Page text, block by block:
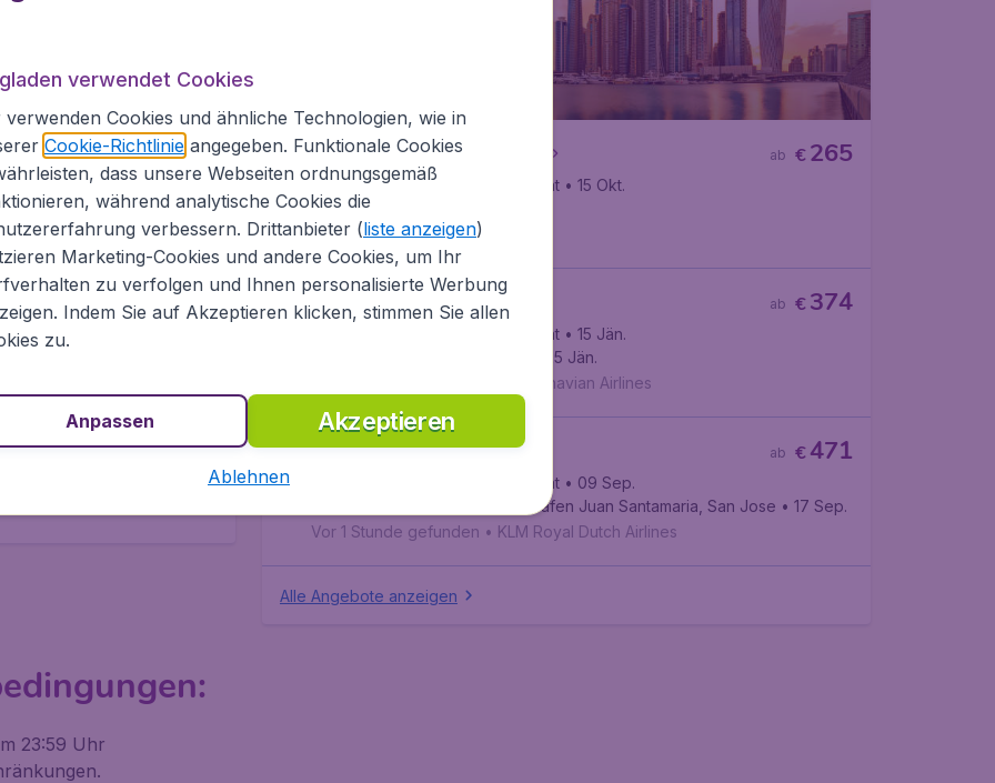
€59
ab
€685
ab
Jobim
Vereinigte Arabische Emirate €265
ab
Wien, Flughafen Wien Schwechat • 15 Okt.
Dubai, Flughafen Dubai
Vor 1 Stunde gefunden
USA €374
ab
Flughafen Wien Schwechat • 15 Jän.
• 25 Jän.
Scandinavian Airlines
Costa Rica €471
ab
Flughafen Wien Schwechat • 09 Sep.
Internationaler Flughafen Juan Santamaria, San Jose • 17 Sep.
Vor 1 Stunde gefunden • KLM Royal Dutch Airlines
Alle Angebote anzeigen
:
23:59 Uhr
verwendet Cookies
verwenden Cookies und ähnliche Technologien, wie in
Cookie-Richtlinieangegeben. Funktionale Cookies
dass unsere Webseiten ordnungsgemäß
während analytische Cookies die
verbessern. Drittanbieter (liste anzeigen)
Marketing-Cookies und andere Cookies, um Ihr
zu verfolgen und Ihnen personalisierte Werbung
Indem Sie auf Akzeptieren klicken, stimmen Sie allen
zu.
Akzeptieren
Anpassen
Ablehnen